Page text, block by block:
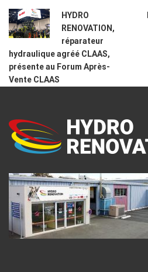
HYDRO
RENOVATION,
réparateur
hydraulique agréé CLAAS,
présente au Forum Après-
Vente CLAAS